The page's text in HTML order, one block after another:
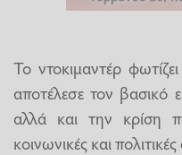
Το ντοκιμαντέρ
αποτέλεσε τον βασικό
αλλά και την κρίση
κοινωνικές και